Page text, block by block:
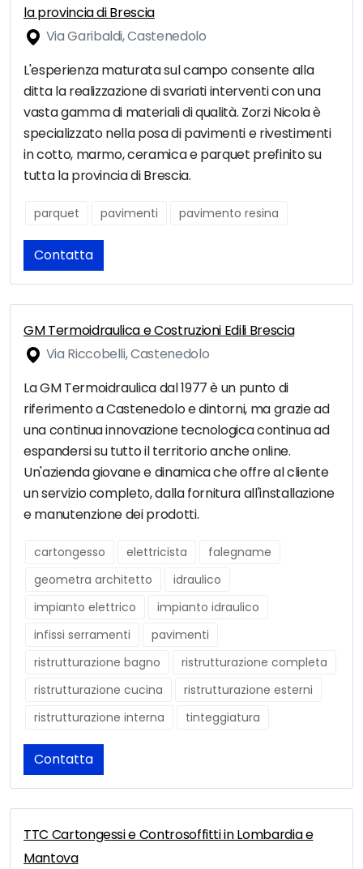
la provincia di Brescia
Via Garibaldi, Castenedolo
L'esperienza maturata sul campo consente alla
ditta la realizzazione di svariati interventi con una
vasta gamma di materiali di qualità. Zorzi Nicola è
specializzato nella posa di pavimenti e rivestimenti
in cotto, marmo, ceramica e parquet prefinito su
tutta la provincia di Brescia.
parquet pavimenti pavimento resina
Contatta
GM Termoidraulica e Costruzioni Edili Brescia
Via Riccobelli, Castenedolo
La GM Termoidraulica dal 1977 è un punto di
riferimento a Castenedolo e dintorni, ma grazie ad
una continua innovazione tecnologica continua ad
espandersi su tutto il territorio anche online.
Un'azienda giovane e dinamica che offre al cliente
un servizio completo, dalla fornitura all'installazione
e manutenzione dei prodotti.
cartongesso elettricista
falegname
geometra architetto
idraulico
impianto elettrico
impianto idraulico
infissi serramenti
pavimenti
ristrutturazione bagno
ristrutturazione completa
ristrutturazione cucina
ristrutturazione esterni
ristrutturazione interna
tinteggiatura
Contatta
TTC Cartongessi e Controsoffitti in Lombardia e
Mantova